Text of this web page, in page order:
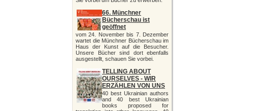
66. Münchner
Bücherschau ist
geöffnet
vom 24. November bis 7. Dezember
wartet die Münchner Bücherschau im
Haus der Kunst auf die Besucher.
Unsere Bücher sind dort ebenfalls
ausgestellt, schauen Sie vorbei.
TELLING ABOUT
OURSELVES - WIR
ERZÄHLEN VON UNS
40 best Ukrainian authors
and 40 best Ukrainian
books proposed for